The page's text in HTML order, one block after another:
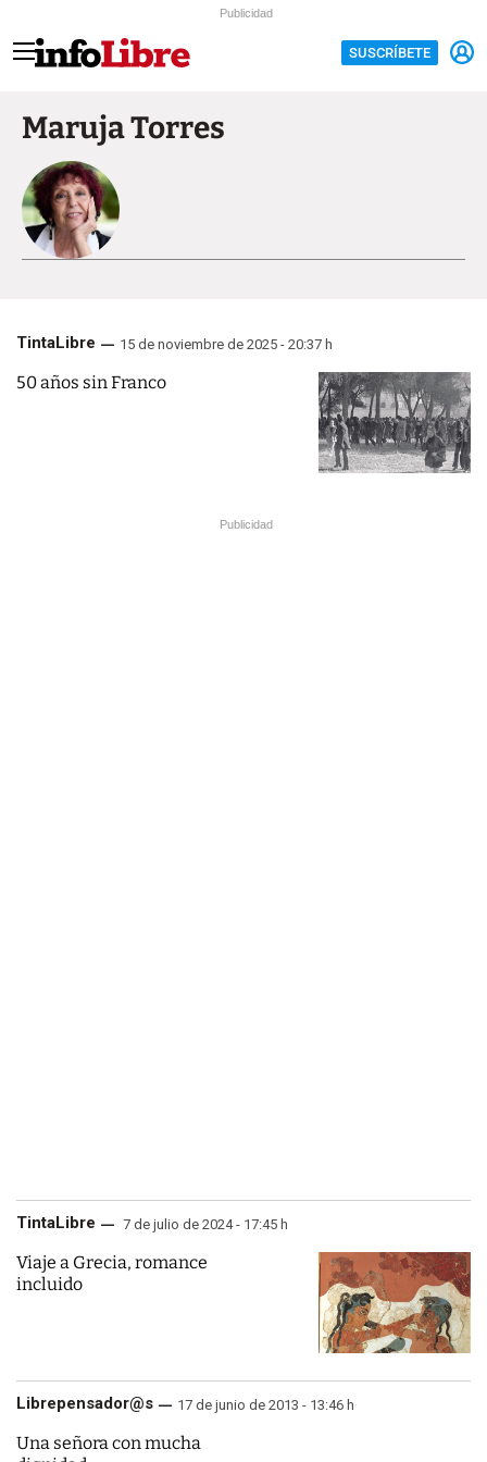
Publicidad
SUSCRÍBETE
Maruja Torres
TintaLibre 15 de noviembre de 2025 - 20:37 h
50 años sin Franco
Publicidad
TintaLibre 7 de julio de 2024 - 17:45 h
Viaje a Grecia, romance
incluido
Librepensador@s 17 de junio de 2013 - 13:46 h
Una señora con mucha